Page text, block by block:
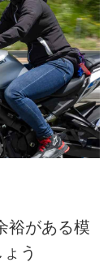
裕がある模
う